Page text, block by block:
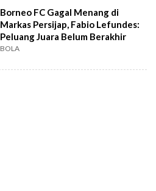
Borneo FC Gagal Menang di
Markas Persijap, Fabio Lefundes:
Peluang Juara Belum Berakhir
BOLA